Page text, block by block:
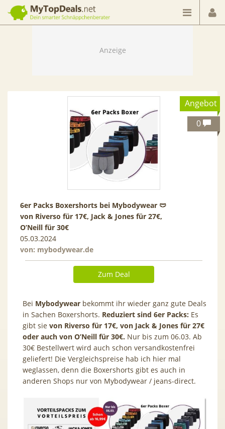
Dein smarter Schnäppchenberater
Angebot
0
6er Packs Boxershorts bei Mybodywear 🩲
von Riverso für 17€, Jack & Jones für 27€,
O’Neill für 30€
05.03.2024
von: mybodywear.de
Zum Deal
Bei Mybodywear bekommt ihr wieder ganz gute Deals
in Sachen Boxershorts. Reduziert sind 6er Packs: Es
gibt sie von Riverso für 17€, von Jack & Jones für 27€
oder auch von O’Neill für 30€. Nur bis zum 06.03. Ab
30€ Bestellwert wird auch schon versandkostenfrei
geliefert! Die Vergleichspreise hab ich hier mal
weglassen, denn die Boxershorts gibt es auch in
anderen Shops nur von Mybodywear / jeans-direct.